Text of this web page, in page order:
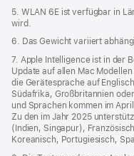
5. WLAN 6E ist verfügbar in
wird.
6. Das Gewicht variiert
7. Apple Intelligence ist in der
Update auf allen Mac
die Gerätesprache auf
Südafrika, Großbritannien
und Sprachen kommen im
Zu den im Jahr 2025
(Indien, Singapur),
Koreanisch, Portugiesisch,